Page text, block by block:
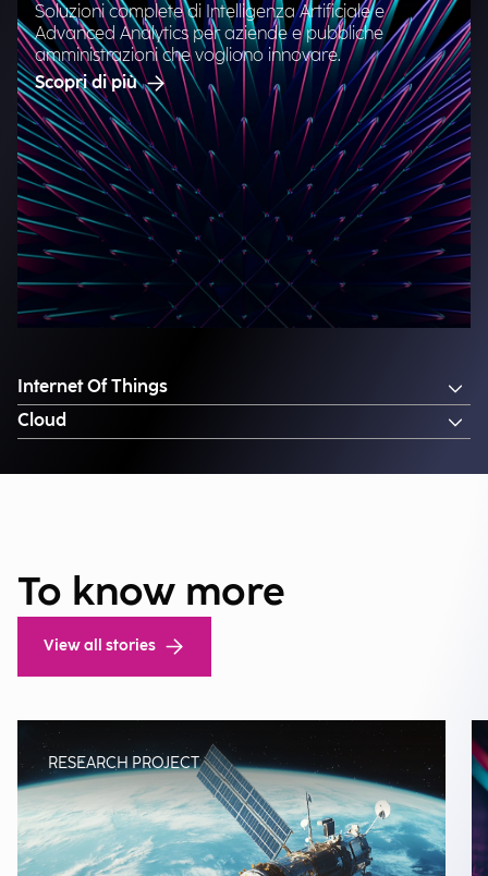
Soluzioni complete di Intelligenza Artificiale e
Advanced Analytics per aziende e pubbliche
amministrazioni che vogliono innovare.
Scopri di più
Internet Of Things
Cloud
To know more
View all stories
RESEARCH PROJECT